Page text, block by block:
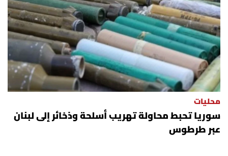
محليات
سوريا تحبط محاولة تهريب أسلحة وذخائر إلى لبنان
عبر طرطوس